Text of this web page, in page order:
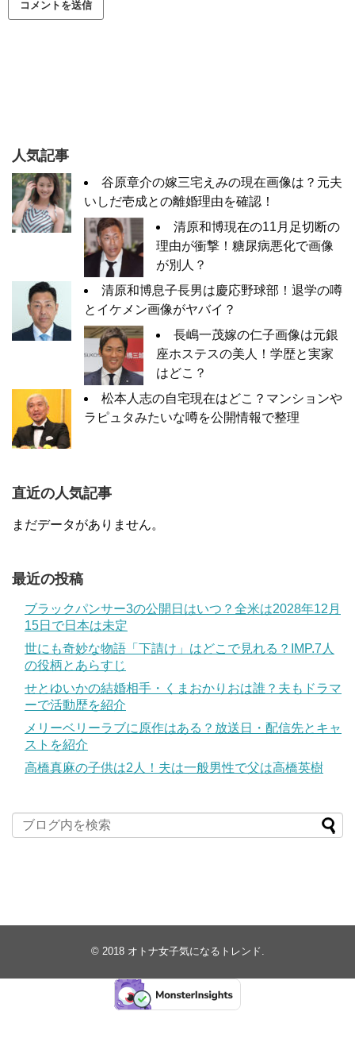
人気記事
谷原章介の嫁三宅えみの現在画像は？元夫
いしだ壱成との離婚理由を確認！
清原和博現在の11月足切断の
理由が衝撃！糖尿病悪化で画像
が別人？
清原和博息子長男は慶応野球部！退学の噂
とイケメン画像がヤバイ？
長嶋一茂嫁の仁子画像は元銀
座ホステスの美人！学歴と実家
はどこ？
松本人志の自宅現在はどこ？マンションや
ラピュタみたいな噂を公開情報で整理
直近の人気記事
まだデータがありません。
最近の投稿
ブラックパンサー3の公開日はいつ？全米は2028年12月
15日で日本は未定
世にも奇妙な物語「下請け」はどこで見れる？IMP.7人
の役柄とあらすじ
せとゆいかの結婚相手・くまおかりおは誰？夫もドラマ
ーで活動歴を紹介
メリーベリーラブに原作はある？放送日・配信先とキャ
ストを紹介
高橋真麻の子供は2人！夫は一般男性で父は高橋英樹
© 2018 オトナ女子気になるトレンド.